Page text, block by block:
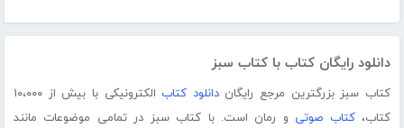
دانلود رایگان کتاب با کتاب سبز
کتاب سبز بزرگترین مرجع رایگاندانلود کتاب
الکترونیکی با بیش از ۱۰،۰۰۰
کتاب،کتاب صوتی و رمان است. با کتاب سبز در تمامی موضوعات مانند